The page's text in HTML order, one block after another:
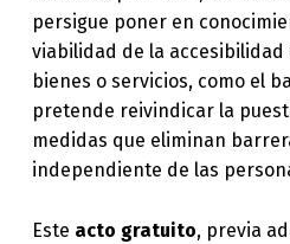
persigue poner en
viabilidad de la
bienes o servicios, como el
pretende reivindicar la
medidas que eliminan
independiente de las
Este acto gratuito, previa